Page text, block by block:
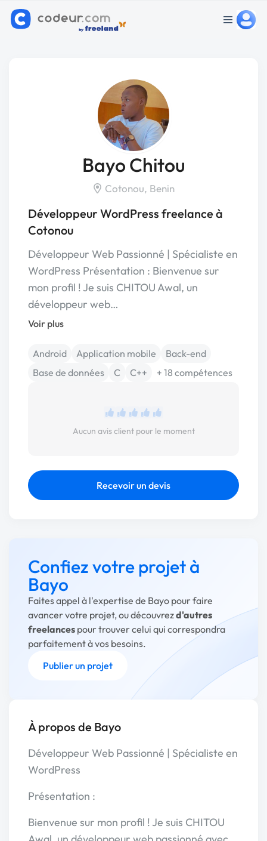
Bayo Chitou
Cotonou, Benin
Développeur WordPress freelance à
Cotonou
Développeur Web Passionné | Spécialiste en
WordPress Présentation : Bienvenue sur
mon profil ! Je suis CHITOU Awal, un
développeur web…
Voir plus
Android Application mobile
Back-end
Base de données
C C++ + 18 compétences
Aucun avis client pour le moment
Recevoir un devis
Confiez votre projet à
Bayo
Faites appel à l'expertise de Bayo pour faire
avancer votre projet, ou découvrezd'autres
freelances pour trouver celui qui correspondra
parfaitement à vos besoins.
Publier un projet
À propos de Bayo
Développeur Web Passionné | Spécialiste en
WordPress
Présentation :
Bienvenue sur mon profil ! Je suis CHITOU